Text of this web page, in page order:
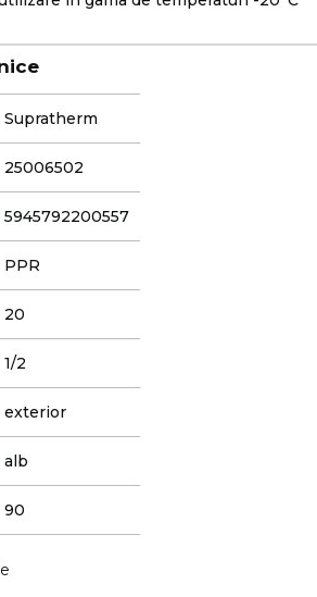
Supratherm
25006502
5945792200557
PPR
20
1/2
exterior
alb
90